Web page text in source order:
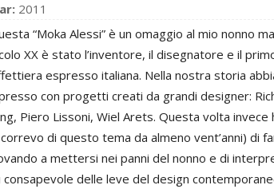
2011
“Moka Alessi” è un omaggio al mio nonno
XX è stato l’inventore, il disegnatore e il
espresso italiana. Nella nostra storia
con progetti creati da grandi designer:
Piero Lissoni, Wiel Arets. Questa volta
di questo tema da almeno vent’anni) di
a mettersi nei panni del nonno e di
consapevole delle leve del design